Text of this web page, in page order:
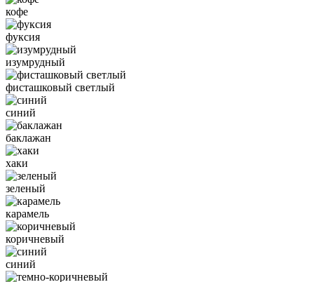
кофе
фуксия
изумрудный
фисташковый светлый
синий
баклажан
хаки
зеленый
карамель
коричневый
синий